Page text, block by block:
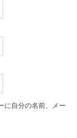
に自分の名前、メー